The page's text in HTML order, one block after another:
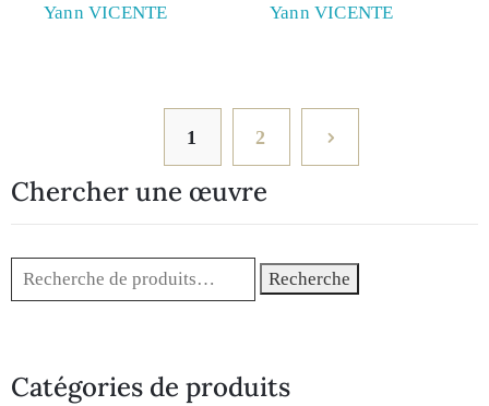
Yann VICENTE
Yann VICENTE
1 2
Chercher une œuvre
Recherche
Catégories de produits